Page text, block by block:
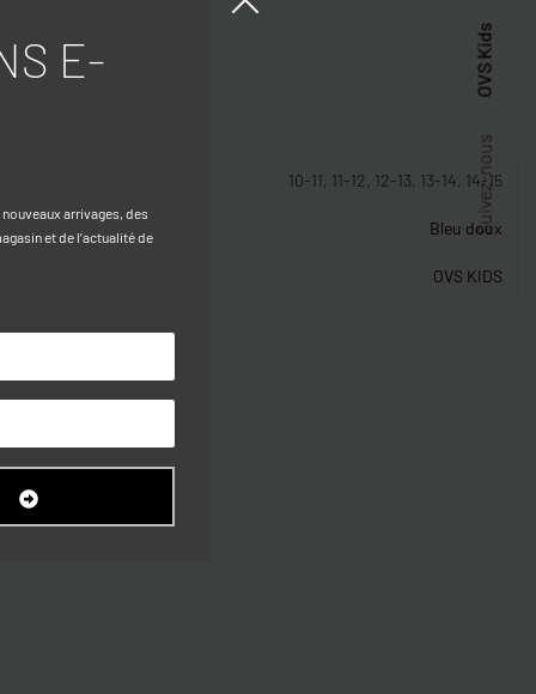
10-11, 11-12, 12-13, 13-14, 14-15
Bleu doux
OVS KIDS
Suivez-nous
OVS Kids
E-
arrivages, des
et de l’actualité de